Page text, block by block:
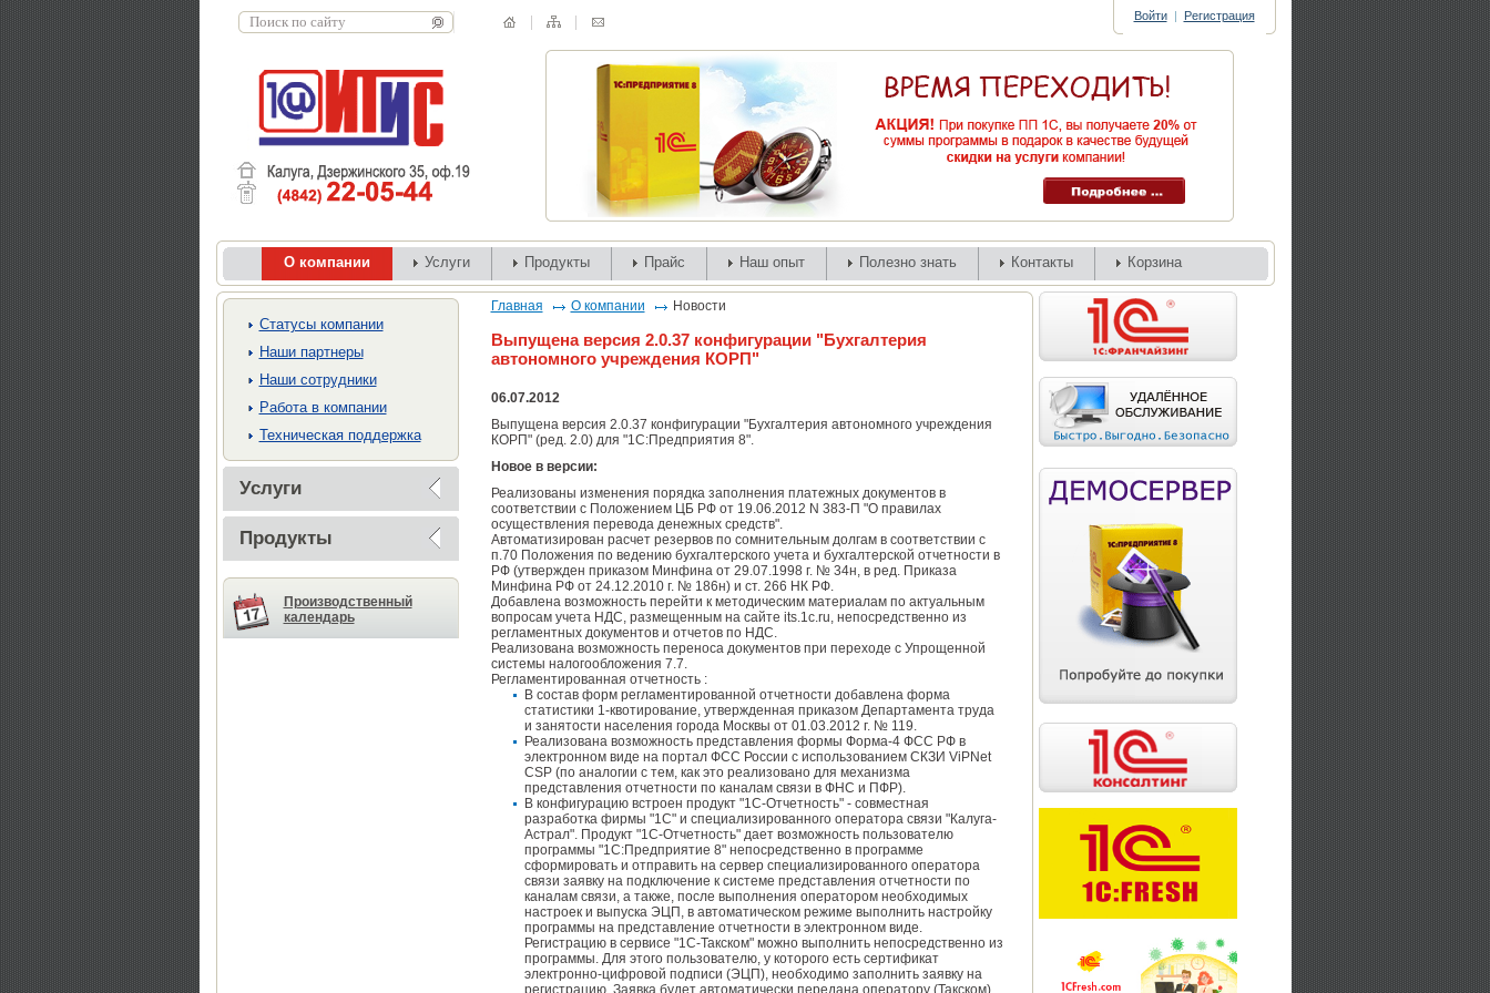
Войти | Регистрация
О компании Услуги Продукты Прайс Наш опыт Полезно знать Контакты Корзина
Cтатусы компании
Наши партнеры
Наши сотрудники
Работа в компании
Техническая поддержка
Услуги
Продукты
Производственный
календарь
Главная О компании Новости
Выпущена версия 2.0.37 конфигурации "Бухгалтерия
автономного учреждения КОРП"
06.07.2012
Выпущена версия 2.0.37 конфигурации "Бухгалтерия автономного учреждения
КОРП" (ред. 2.0) для "1С:Предприятия 8".
Новое в версии:
Реализованы изменения порядка заполнения платежных документов в
соответствии с Положением ЦБ РФ от 19.06.2012 N 383-П "О правилах
осуществления перевода денежных средств".
Автоматизирован расчет резервов по сомнительным долгам в соответствии с
п.70 Положения по ведению бухгалтерского учета и бухгалтерской отчетности в
РФ (утвержден приказом Минфина от 29.07.1998 г. № 34н, в ред. Приказа
Минфина РФ от 24.12.2010 г. № 186н) и ст. 266 НК РФ.
Добавлена возможность перейти к методическим материалам по актуальным
вопросам учета НДС, размещенным на сайте its.1c.ru, непосредственно из
регламентных документов и отчетов по НДС.
Реализована возможность переноса документов при переходе с Упрощенной
системы налогообложения 7.7.
Регламентированная отчетность :
В состав форм регламентированной отчетности добавлена форма
статистики 1-квотирование, утвержденная приказом Департамента труда
и занятости населения города Москвы от 01.03.2012 г. № 119.
Реализована возможность представления формы Форма-4 ФСС РФ в
электронном виде на портал ФСС России с использованием СКЗИ ViPNet
CSP (по аналогии с тем, как это реализовано для механизма
представления отчетности по каналам связи в ФНС и ПФР).
В конфигурацию встроен продукт "1С-Отчетность" - совместная
разработка фирмы "1С" и специализированного оператора связи "Калуга-
Астрал". Продукт "1С-Отчетность" дает возможность пользователю
программы "1С:Предприятие 8" непосредственно в программе
сформировать и отправить на сервер специализированного оператора
связи заявку на подключение к системе представления отчетности по
каналам связи, а также, после выполнения оператором необходимых
настроек и выпуска ЭЦП, в автоматическом режиме выполнить настройку
программы на представление отчетности в электронном виде.
Регистрацию в сервисе "1С-Такском" можно выполнить непосредственно из
программы. Для этого пользователю, у которого есть сертификат
электронно-цифровой подписи (ЭЦП), необходимо заполнить заявку на
регистрацию. Заявка будет автоматически передана оператору (Такском),